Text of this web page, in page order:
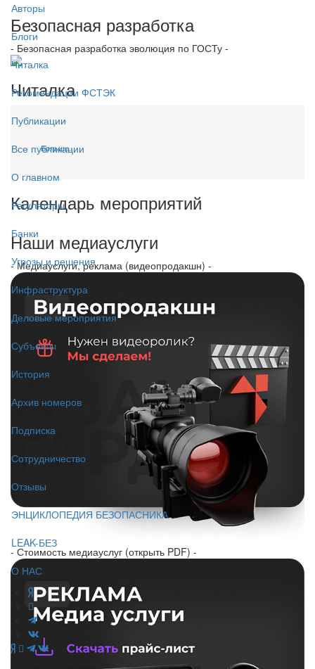
Авторы
Блоги
Читалка
Рекомендации ФСТЭК
Публикации
Все публикации
О главном
Регуляторы
Банки
Угрозы и решения
Инфраструктура
Деловые мероприятия
Субъекты
История
Архив номеров
Подписка
Сотрудничество
Отзывы
ЭНЦИКЛОПЕДИЯ БЕЗОПАСНИКА
LEAK-БЕЗ
О НАС
Безопасная разработка
- Безопасная разработка эволюция по ГОСТу -
Читалка
Больше...
Календарь мероприятий
Наши медиауслуги
- Медиауслуги, реклама (видеопродакшн) -
- Стоимость медиауслуг (открыть PDF) -